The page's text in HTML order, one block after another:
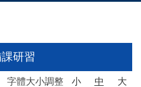
研習
字體大小調整 小 中 大